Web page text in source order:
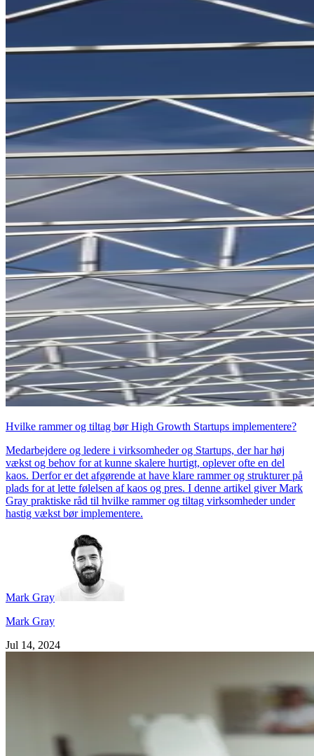
Hvilke rammer og tiltag bør High Growth Startups implementere?
Medarbejdere og ledere i virksomheder og Startups, der har høj
vækst og behov for at kunne skalere hurtigt, oplever ofte en del
kaos. Derfor er det afgørende at have klare rammer og strukturer på
plads for at lette følelsen af kaos og pres. I denne artikel giver Mark
Gray praktiske råd til hvilke rammer og tiltag virksomheder under
hastig vækst bør implementere.
Mark Gray
Mark Gray
Jul 14, 2024